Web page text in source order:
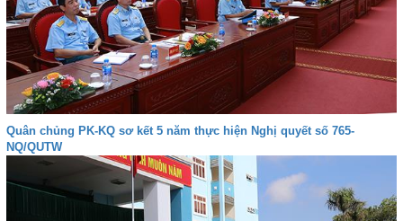
Quân chủng PK-KQ sơ kết 5 năm thực hiện Nghị quyết số 765-
NQ/QUTW